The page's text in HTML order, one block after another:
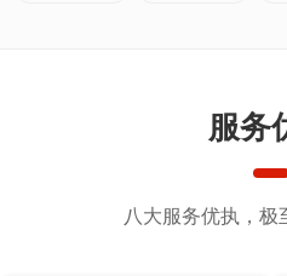
服务
八大服务优执，极